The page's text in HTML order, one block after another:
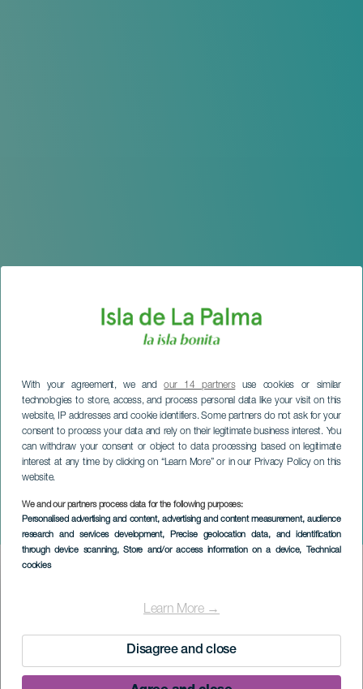
With your agreement, we andour 14 partnersuse cookies or similar
technologies to store, access, and process personal data like your visit on this
website, IP addresses and cookie identifiers. Some partners do not ask for your
consent to process your data and rely on their legitimate business interest. You
can withdraw your consent or object to data processing based on legitimate
interest at any time by clicking on “Learn More” or in our Privacy Policy on this
website.
We and our partners process data for the following purposes:
Personalised advertising and content, advertising and content measurement, audience
research and services development, Precise geolocation data, and identification
through device scanning, Store and/or access information on a device, Technical
cookies
Learn More →
Disagree and close
Sahara. Ørkenens båd
LA PALMA
Imagen